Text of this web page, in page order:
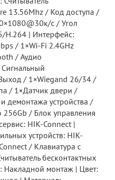
13.56Mhz / Код доступа /
с / Угол
H.264 | Интерфейс:
/ 1×Wi-Fi 2.4GHz
/ Аудио
/ 1×Wiegand 26/34 /
/ 1×Датчик двери /
демонтажа устройства /
256Gb / Блок управления
HIK-Connect |
устройств: HIK-
/ Клавиатура с
бесконтактных
Накладной монтаж | Цвет: